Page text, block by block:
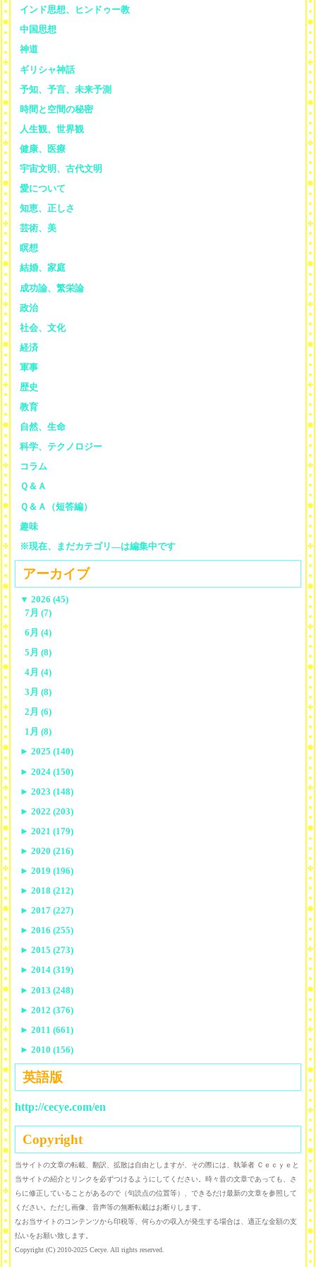
インド思想、ヒンドゥー教
中国思想
神道
ギリシャ神話
予知、予言、未来予測
時間と空間の秘密
人生観、世界観
健康、医療
宇宙文明、古代文明
愛について
知恵、正しさ
芸術、美
瞑想
結婚、家庭
成功論、繁栄論
政治
社会、文化
経済
軍事
歴史
教育
自然、生命
科学、テクノロジー
コラム
Ｑ＆Ａ
Ｑ＆Ａ（短答編）
趣味
※現在、まだカテゴリ—は編集中です
アーカイブ
▼ 2026 (45)
7月 (7)
6月 (4)
5月 (8)
4月 (4)
3月 (8)
2月 (6)
1月 (8)
► 2025 (140)
► 2024 (150)
► 2023 (148)
► 2022 (203)
► 2021 (179)
► 2020 (216)
► 2019 (196)
► 2018 (212)
► 2017 (227)
► 2016 (255)
► 2015 (273)
► 2014 (319)
► 2013 (248)
► 2012 (376)
► 2011 (661)
► 2010 (156)
英語版
http://cecye.com/en
Copyright
当サイトの文章の転載、翻訳、拡散は自由としますが、その際には、執筆者 Ｃｅｃｙｅと
当サイトの紹介とリンクを必ずつけるようにしてください。時々昔の文章であっても、さ
らに修正していることがあるので（句読点の位置等）、できるだけ最新の文章を参照して
ください。ただし画像、音声等の無断転載はお断りします。
なお当サイトのコンテンツから印税等、何らかの収入が発生する場合は、適正な金額の支
払いをお願い致します。
Copyright (C) 2010-2025 Cecye. All rights reserved.